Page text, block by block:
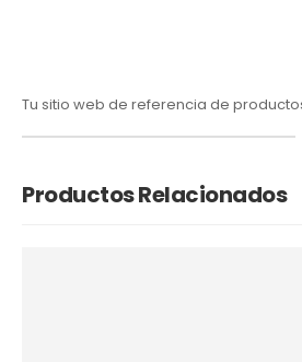
Tu sitio web de referencia de
Productos Relacionados